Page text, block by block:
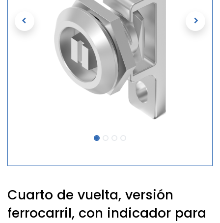
Cuarto de vuelta, versión
ferrocarril, con indicador para